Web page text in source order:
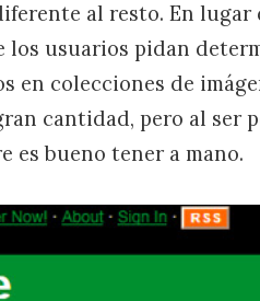
al resto. En
usuarios pidan
en colecciones de
cantidad, pero al ser
es bueno tener a mano.